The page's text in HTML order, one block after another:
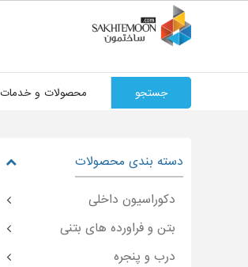
جستجو محصولات و خدمات
دسته بندی محصولات
دکوراسیون داخلی
بتن و فراورده های بتنی
درب و پنجره